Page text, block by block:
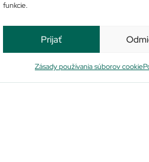
funkcie.
Prijať
Zásady používania súborov cookie